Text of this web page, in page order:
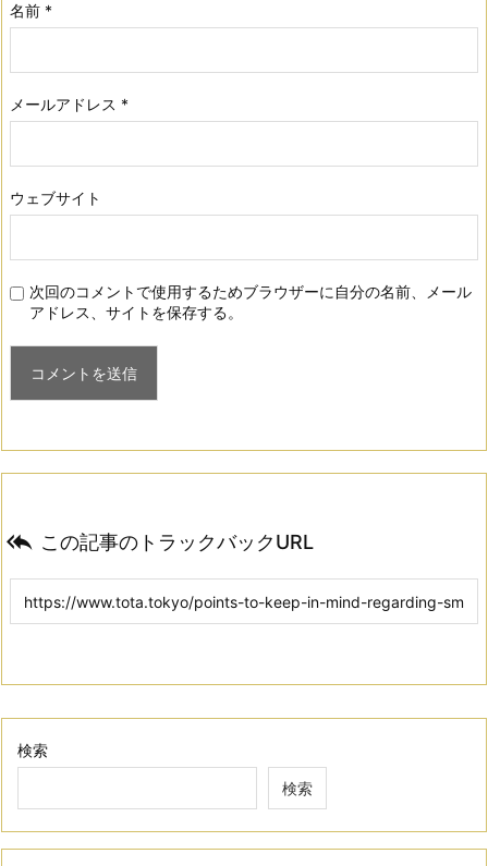
名前 *
メールアドレス *
ウェブサイト
次回のコメントで使用するためブラウザーに自分の名前、メール
アドレス、サイトを保存する。
 この記事のトラックバックURL
検索
検索